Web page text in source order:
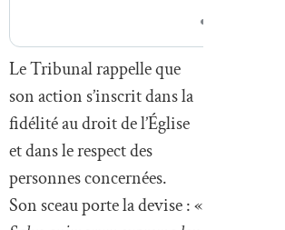
Le Tribunal rappelle que
son action s’inscrit dans la
fidélité au droit de l’Église
et dans le respect des
personnes concernées.
Son sceau porte la devise : «